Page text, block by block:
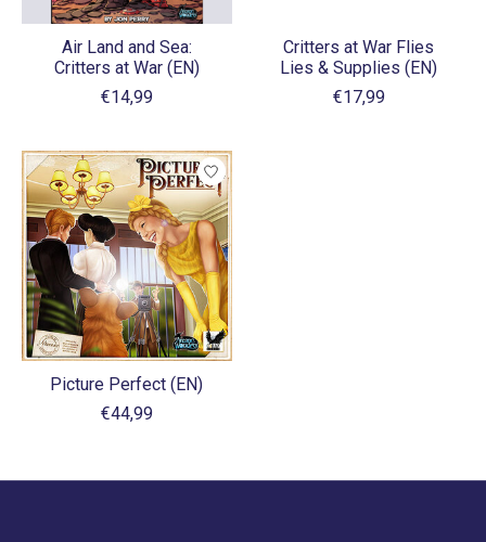
Air Land and Sea:
Critters at War (EN)
€14,99
Critters at War Flies
Lies & Supplies (EN)
€17,99
Picture Perfect (EN)
€44,99